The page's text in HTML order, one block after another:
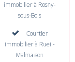
immobilier à Rosny-
sous-Bois
Courtier
immobilier à Rueil-
Malmaison